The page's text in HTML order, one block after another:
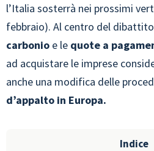
l’Italia sosterrà nei prossimi
febbraio). Al centro del
carbonio e le quote a
ad acquistare le imprese
anche una modifica delle
d’appalto in Europa.
Indice